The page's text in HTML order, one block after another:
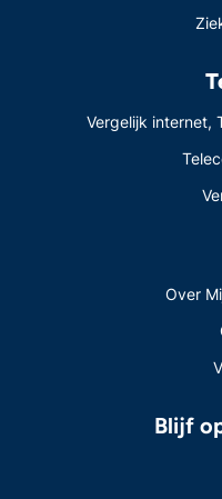
Vergelijk internet,
Over
Blijf